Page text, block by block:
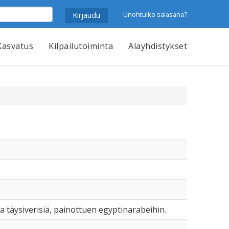
Unohtuiko salasana?
Kilpailutoiminta Alayhdistykset
täysiverisiä, painottuen egyptinarabeihin.